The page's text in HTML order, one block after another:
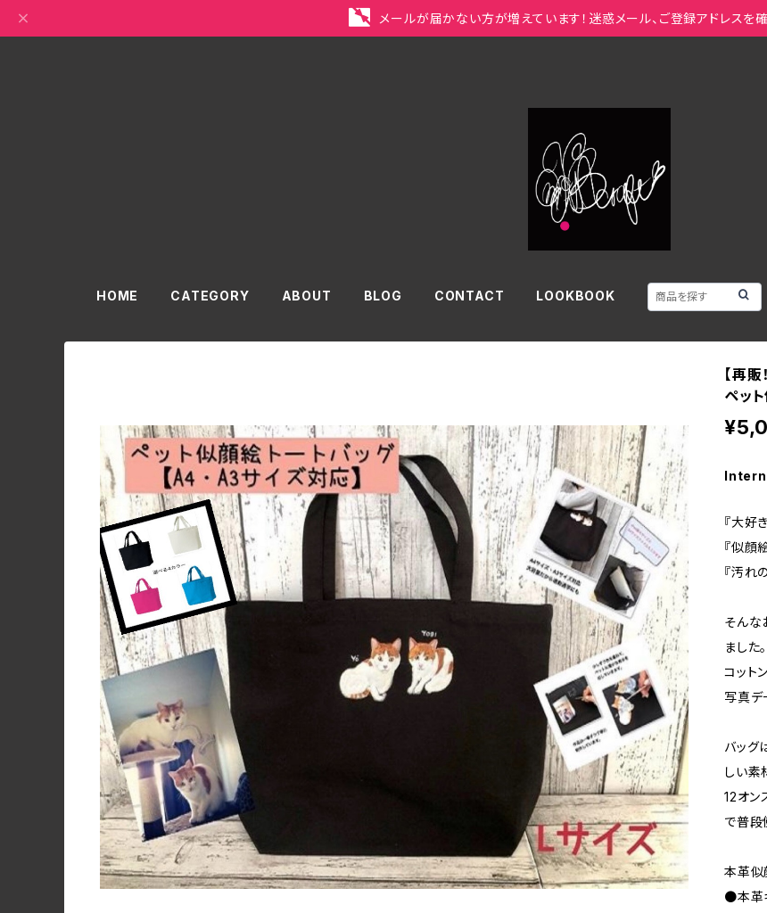
メールが届かない方が増えています！迷惑メール、ご登録アドレスを
HOME CATEGORY ABOUT BLOG CONTACT LOOKBOOK
【再
ペッ
『大好
『似顔
『汚れ
そんな
ました。
コット
写真デ
バッグ
しい素
12オン
で普段
本革似
●本革